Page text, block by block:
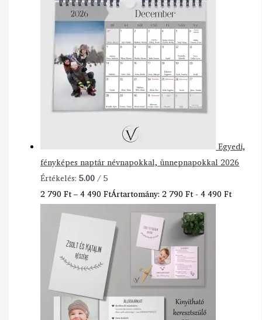
Egyedi,
fényképes naptár névnapokkal, ünnepnapokkal 2026
Értékelés:5.00/ 5
2 790Ft–4 490FtÁrtartomány: 2 790 Ft - 4 490 Ft